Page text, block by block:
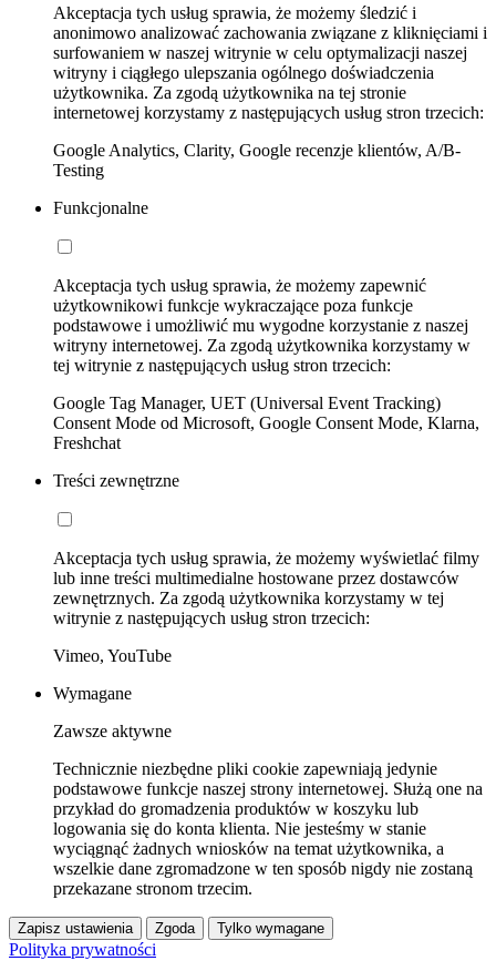
Akceptacja tych usług sprawia, że możemy śledzić i
anonimowo analizować zachowania związane z kliknięciami i
surfowaniem w naszej witrynie w celu optymalizacji naszej
witryny i ciągłego ulepszania ogólnego doświadczenia
użytkownika. Za zgodą użytkownika na tej stronie
internetowej korzystamy z następujących usług stron trzecich:
Google Analytics, Clarity, Google recenzje klientów, A/B-
Testing
Funkcjonalne
Akceptacja tych usług sprawia, że możemy zapewnić
użytkownikowi funkcje wykraczające poza funkcje
podstawowe i umożliwić mu wygodne korzystanie z naszej
witryny internetowej. Za zgodą użytkownika korzystamy w
tej witrynie z następujących usług stron trzecich:
Google Tag Manager, UET (Universal Event Tracking)
Consent Mode od Microsoft, Google Consent Mode, Klarna,
Freshchat
Treści zewnętrzne
Akceptacja tych usług sprawia, że możemy wyświetlać filmy
lub inne treści multimedialne hostowane przez dostawców
zewnętrznych. Za zgodą użytkownika korzystamy w tej
witrynie z następujących usług stron trzecich:
Vimeo, YouTube
Wymagane
Zawsze aktywne
Technicznie niezbędne pliki cookie zapewniają jedynie
podstawowe funkcje naszej strony internetowej. Służą one na
przykład do gromadzenia produktów w koszyku lub
logowania się do konta klienta. Nie jesteśmy w stanie
wyciągnąć żadnych wniosków na temat użytkownika, a
wszelkie dane zgromadzone w ten sposób nigdy nie zostaną
przekazane stronom trzecim.
Zapisz ustawienia Zgoda Tylko wymagane
Polityka prywatności